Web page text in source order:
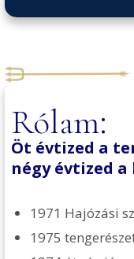
Rólam:
Öt évtized a
négy évtized
1971 Hajózási
1975